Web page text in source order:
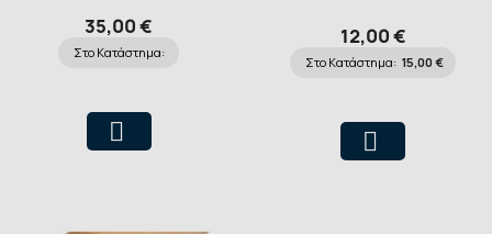
35,00 €
Στο Κατάστημα:
12,00 €
Στο Κατάστημα: 15,00 €